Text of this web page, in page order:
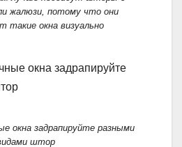
жалюзи, потому что они
такие окна визуально
окна задрапируйте разными
штор